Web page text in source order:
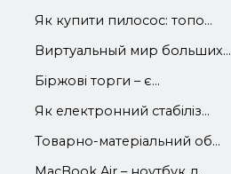
Як купити пилосос: топо...
Виртуальный мир больших...
Біржові торги – є...
Як електронний стабіліз...
Товарно-матеріальний об...